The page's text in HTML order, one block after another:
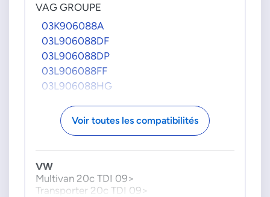
VAG GROUPE
03K906088A
03L906088DF
03L906088DP
03L906088FF
03L906088HG
Voir toutes les compatibilités
VW
Multivan 20c TDI 09>
Transporter 20c TDI 09>